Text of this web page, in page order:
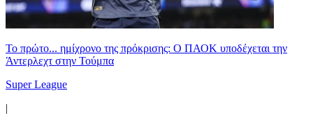
Το πρώτο... ημίχρονο της πρόκρισης: Ο ΠΑΟΚ υποδέχεται την
Άντερλεχτ στην Τούμπα
Super League
|